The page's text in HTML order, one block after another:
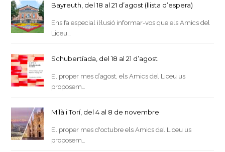
Bayreuth, del 18 al 21 d’agost (llista d’espera)
Ens fa especial il·lusió informar-vos que els Amics del
Liceu…
Schubertíada, del 18 al 21 d’agost
El proper mes d’agost, els Amics del Liceu us
proposem…
Milà i Torí, del 4 al 8 de novembre
El proper mes d'octubre els Amics del Liceu us
proposem…